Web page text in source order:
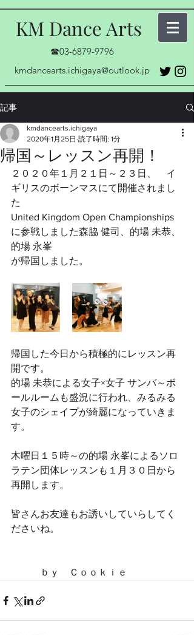
KM Dance Arts
☎03-6879-9796
kmdancearts.ichigaya@outlook.jp
記事
帰国～レッスン再開！
kmdancearts.ichigaya
2020年1月25日 読了時間: 1分
２０２０年１月２１日～２３日、　イ
ギリスのボーンマスにて開催されまし
た
United Kingdom Open Championships
に参戦しました森脇 健司、的場 未恭、
的場 永峯
が帰国しました。
帰国した今日から積極的にレッスン再
開です。
的場 未恭による女子×女子 サンバ～ボ
ールルームも盛況に行われ、みるみる
女子のシェイプが綺麗になっていきま
す。
木曜日１５時～の的場 永峯によるソロ
ラテン団体レッスンも１月３０日から
再開します。
皆さんお友達もお誘いしていらしてく
ださいね。
ｂｙ　Ｃｏｏｋｉｅ